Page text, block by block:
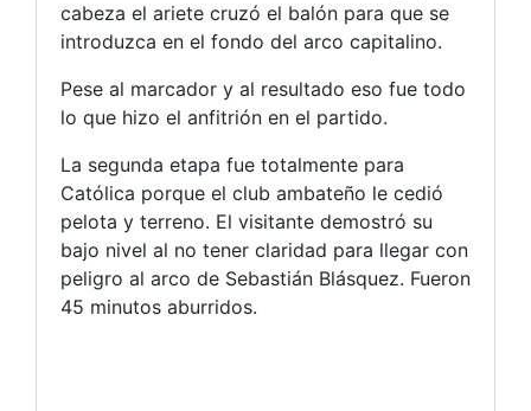
cabeza el ariete cruzó el balón para que se
introduzca en el fondo del arco capitalino.
Pese al marcador y al resultado eso fue todo
lo que hizo el anfitrión en el partido.
La segunda etapa fue totalmente para
Católica porque el club ambateño le cedió
pelota y terreno. El visitante demostró su
bajo nivel al no tener claridad para llegar con
peligro al arco de Sebastián Blásquez. Fueron
45 minutos aburridos.